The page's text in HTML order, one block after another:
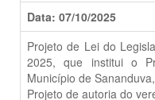
Data: 07/10/2025
Projeto de Lei do
2025, que institui o
Município de
Projeto de autoria do